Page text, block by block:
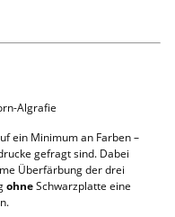
Algrafie
ein Minimum an Farben –
gefragt sind. Dabei
Überfärbung der drei
ohneSchwarzplatte eine